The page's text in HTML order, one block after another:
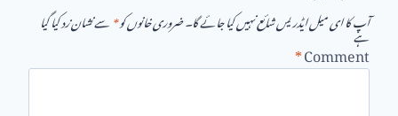
آپ کا ای میل ایڈریس شائع نہیں کیا جائے گا۔ضروری خانوں کو*سے نشان زد کیا گیا ہے
Comment
*